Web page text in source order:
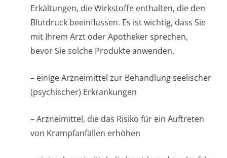
Erkältungen, die Wirkstoffe enthalten, die den
Blutdruck beeinflussen. Es ist wichtig, dass Sie
mit Ihrem Arzt oder Apotheker sprechen,
bevor Sie solche Produkte anwenden.
– einige Arzneimittel zur Behandlung seelischer
(psychischer) Erkrankungen
– Arzneimittel, die das Risiko für ein Auftreten
von Krampfanfällen erhöhen